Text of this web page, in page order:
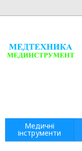
Медичні
інструменти